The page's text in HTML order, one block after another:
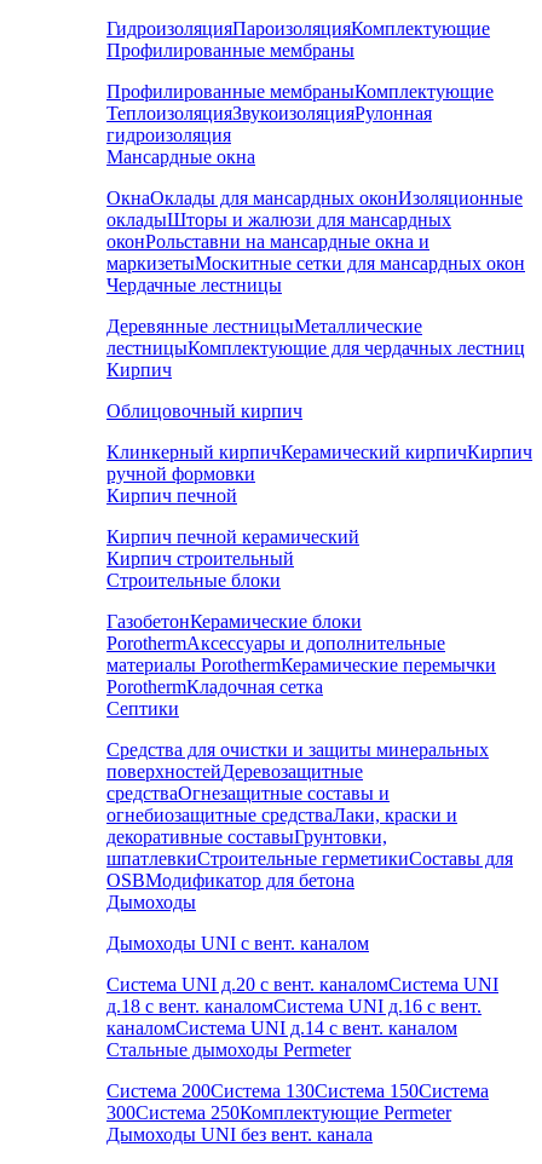
ГидроизоляцияПароизоляцияКомплектующие
Профилированные мембраны
Профилированные мембраныКомплектующие
ТеплоизоляцияЗвукоизоляцияРулонная
гидроизоляция
Мансардные окна
ОкнаОклады для мансардных оконИзоляционные
окладыШторы и жалюзи для мансардных
оконРольставни на мансардные окна и
маркизетыМоскитные сетки для мансардных окон
Чердачные лестницы
Деревянные лестницыМеталлические
лестницыКомплектующие для чердачных лестниц
Кирпич
Облицовочный кирпич
Клинкерный кирпичКерамический кирпичКирпич
ручной формовки
Кирпич печной
Кирпич печной керамический
Кирпич строительный
Строительные блоки
ГазобетонКерамические блоки
PorothermАксессуары и дополнительные
материалы PorothermКерамические перемычки
PorothermКладочная сетка
Септики
Средства для очистки и защиты минеральных
поверхностейДеревозащитные
средстваОгнезащитные составы и
огнебиозащитные средстваЛаки, краски и
декоративные составыГрунтовки,
шпатлевкиСтроительные герметикиСоставы для
OSBМодификатор для бетона
Дымоходы
Дымоходы UNI с вент. каналом
Система UNI д.20 с вент. каналомСистема UNI
д.18 с вент. каналомСистема UNI д.16 с вент.
каналомСистема UNI д.14 с вент. каналом
Стальные дымоходы Permeter
Система 200Система 130Система 150Система
300Система 250Комплектующие Permeter
Дымоходы UNI без вент. канала